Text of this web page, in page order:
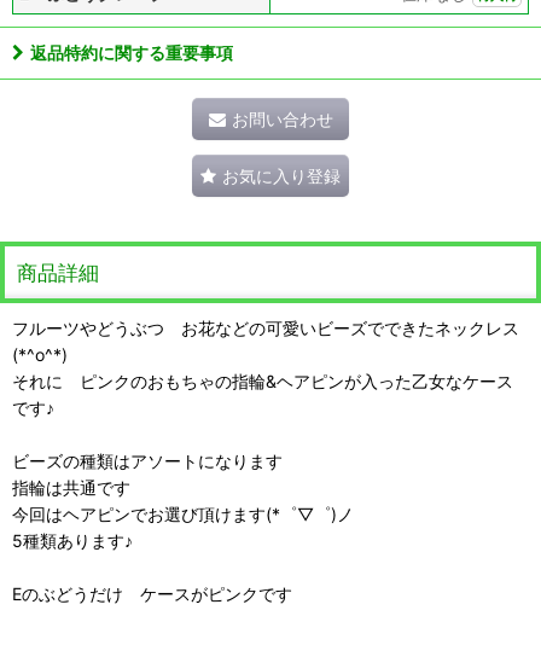
返品特約に関する重要事項
お問い合わせ
お気に入り登録
商品詳細
フルーツやどうぶつ お花などの可愛いビーズでできたネックレス
(*^o^*)
それに ピンクのおもちゃの指輪&ヘアピンが入った乙女なケース
です♪
ビーズの種類はアソートになります
指輪は共通です
今回はヘアピンでお選び頂けます(*゜▽゜)ノ
5種類あります♪
Eのぶどうだけ ケースがピンクです